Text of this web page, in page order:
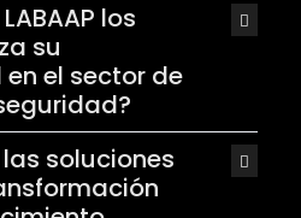
los
su
el sector de
soluciones